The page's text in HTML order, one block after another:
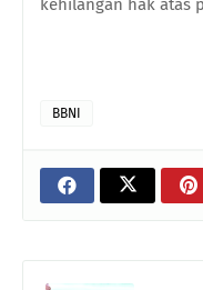
kehilangan hak atas
BBNI